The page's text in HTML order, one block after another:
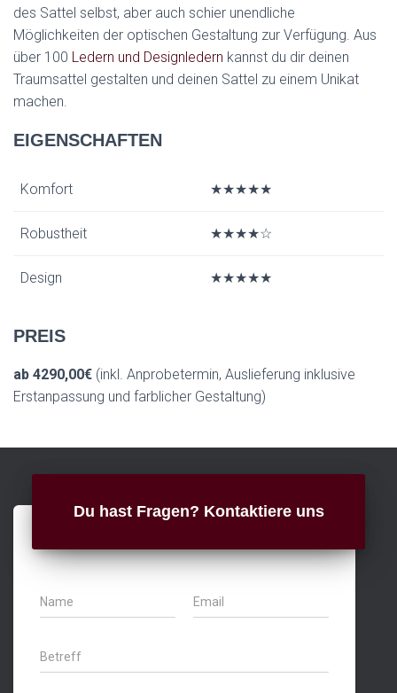
des Sattel selbst, aber auch schier unendliche
Möglichkeiten der optischen Gestaltung zur Verfügung. Aus
über 100 Ledern und Designledern kannst du dir deinen
Traumsattel gestalten und deinen Sattel zu einem Unikat
machen.
EIGENSCHAFTEN
Komfort ★★★★★
Robustheit ★★★★☆
Design ★★★★★
PREIS
ab 4290,00€ (inkl. Anprobetermin, Auslieferung inklusive
Erstanpassung und farblicher Gestaltung)
Du hast Fragen? Kontaktiere uns
N
a
*
E
m
B
e